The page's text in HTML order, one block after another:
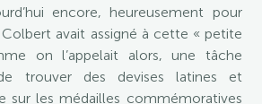
encore, heureusement pour
avait assigné à cette « petite
on l’appelait alors, une tâche
trouver des devises latines et
sur les médailles commémoratives